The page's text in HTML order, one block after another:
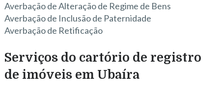
Averbação de Alteração de Regime de Bens
Averbação de Inclusão de Paternidade
Averbação de Retificação
Serviços do cartório de registro
de imóveis em Ubaíra